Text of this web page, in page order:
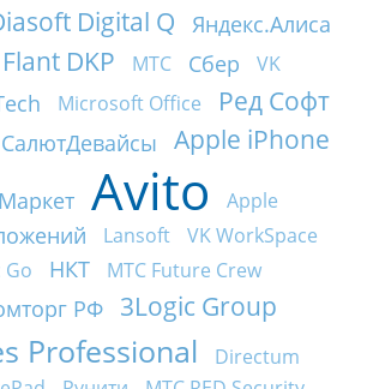
Digital Q Яндекс.Алиса
Flant DKP МТС Сбер VK
Microsoft Office Ред Софт
СалютДевайсы Apple iPhone
Avito Apple
Lansoft
VK WorkSpace
Go
НКТ МТС Future Crew
РФ 3Logic Group
Professional
Directum